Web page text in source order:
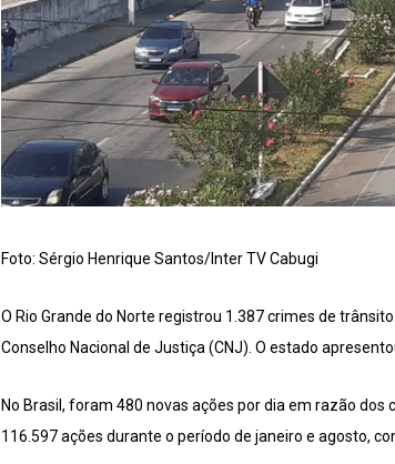
Foto: Sérgio Henrique Santos/Inter TV Cabugi
O Rio Grande do Norte registrou 1.387 crimes de
Conselho Nacional de Justiça (CNJ). O estado
No Brasil, foram 480 novas ações por dia em razão
116.597 ações durante o período de janeiro e agosto,